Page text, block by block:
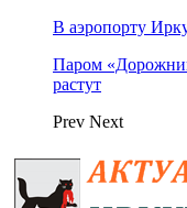
В аэропорту
Паром
растут
Prev Next